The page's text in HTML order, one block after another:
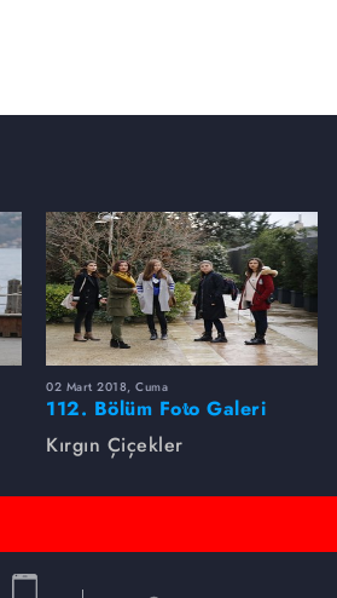
02 Mart 2018, Cuma
112. Bölüm Foto Galeri
Kırgın Çiçekler